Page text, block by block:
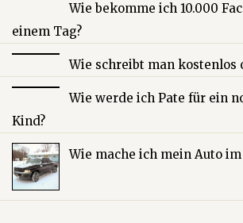
Wie bekomme ich 10.000
einem Tag?
Wie schreibt man kostenlos
Wie werde ich Pate für ein
Kind?
Wie mache ich mein Auto